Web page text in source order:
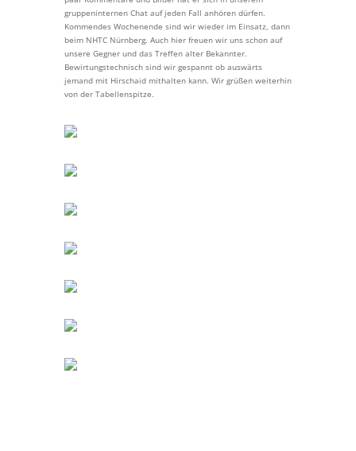
gruppeninternen Chat auf jeden Fall anhören dürfen.
Kommendes Wochenende sind wir wieder im Einsatz, dann
beim NHTC Nürnberg. Auch hier freuen wir uns schon auf
unsere Gegner und das Treffen alter Bekannter.
Bewirtungstechnisch sind wir gespannt ob auswärts
jemand mit Hirschaid mithalten kann. Wir grüßen weiterhin
von der Tabellenspitze.